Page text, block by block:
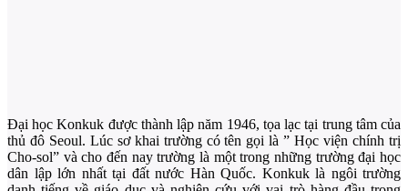
Đại học Konkuk được thành lập năm 1946, tọa lạc tại trung tâm của
thủ đô Seoul. Lúc sơ khai trường có tên gọi là ” Học viện chính trị
Cho-sol” và cho đến nay trường là một trong những trường đại học
dân lập lớn nhất tại đất nước Hàn Quốc. Konkuk là ngôi trường